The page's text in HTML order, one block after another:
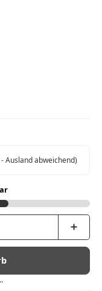
- Ausland abweichend)